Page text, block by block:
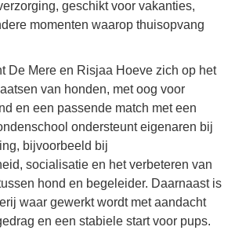
geschikt voor vakanties,
momenten waarop thuisopvang
De Mere en Risjaa Hoeve zich op het
van honden, met oog voor
en een passende match met een
ondersteunt eigenaren bij
bijvoorbeeld bij
socialisatie en het verbeteren van
hond en begeleider. Daarnaast is
waar gewerkt wordt met aandacht
en een stabiele start voor pups.